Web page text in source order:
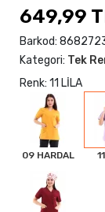
649,99
Barkod:
Kategori: Tek
Renk: 11 LİLA
09 HARDAL